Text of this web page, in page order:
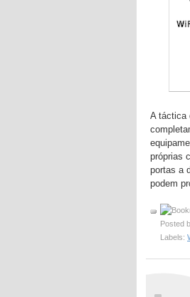
A táctica
próprias
portas a
podem
Posted
Labels: